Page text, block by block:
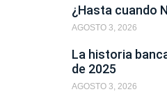
¿Hasta cuando
AGOSTO 3, 2026
La historia
de 2025
AGOSTO 3, 2026